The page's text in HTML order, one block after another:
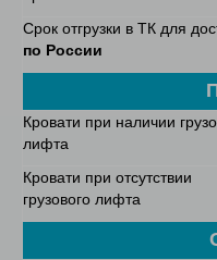
Срок отгрузки в ТК для
по России
Кровати при наличии
лифта
Кровати при отсутствии
грузового лифта